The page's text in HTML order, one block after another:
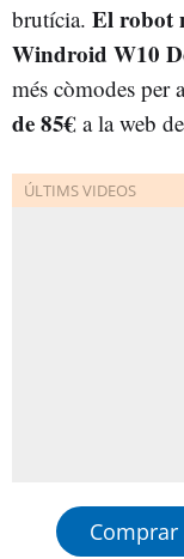
brutícia. El robot
Windroid W10
més còmodes per
de 85€ a la web
Comprar